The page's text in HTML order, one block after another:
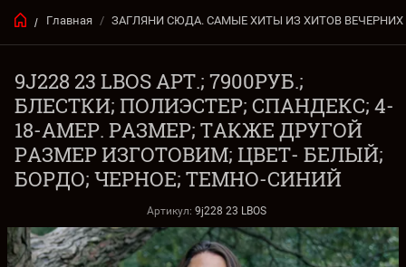
/ Главная / ЗАГЛЯНИ СЮДА. САМЫЕ ХИТЫ ИЗ ХИТОВ ВЕЧЕРНИХ
9J228 23 LВOS АРТ.; 7900РУБ.;
БЛЕСТКИ; ПОЛИЭСТЕР; СПАНДЕКС; 4-
18-АМЕР. РАЗМЕР; ТАКЖЕ ДРУГОЙ
РАЗМЕР ИЗГОТОВИМ; ЦВЕТ- БЕЛЫЙ;
БОРДО; ЧЕРНОЕ; ТЕМНО-СИНИЙ
Артикул: 9j228 23 LВOS